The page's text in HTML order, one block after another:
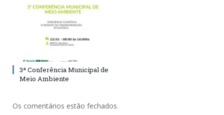
3ª Conferência Municipal de
Meio Ambiente
Os comentários estão fechados.